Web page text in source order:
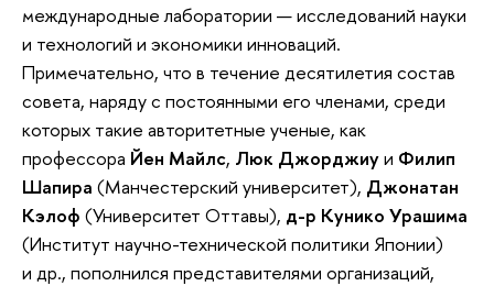
международные лаборатории — исследований науки
и технологий и экономики инноваций.
Примечательно, что в течение десятилетия состав
совета, наряду с постоянными его членами, среди
которых такие авторитетные ученые, как
профессора Йен Майлс, Люк Джорджиуи Филип
Шапира (Манчестерский университет), Джонатан
Кэлоф (Университет Оттавы), д-р Кунико Урашима
(Институт научно-технической политики Японии)
и др., пополнился представителями организаций,